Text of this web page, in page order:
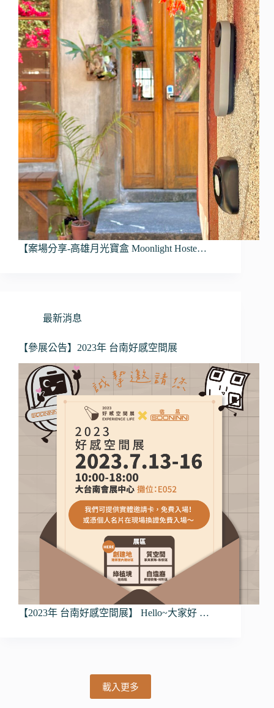
【案場分享-高雄月光寶盒 Moonlight Hoste…
最新消息
【參展公告】2023年 台南好感空間展
【2023年 台南好感空間展】 Hello~大家好 …
載入更多